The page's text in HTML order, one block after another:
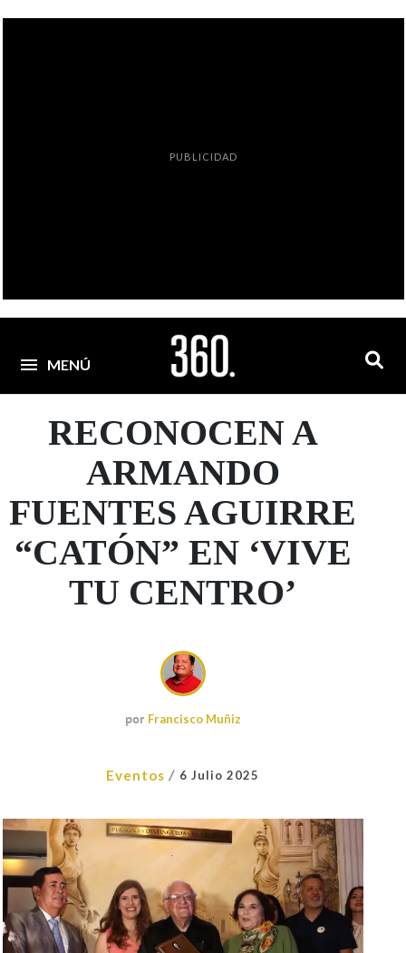
PUBLICIDAD
MENÚ
RECONOCEN A
ARMANDO
FUENTES AGUIRRE
“CATÓN” EN ‘VIVE
TU CENTRO’
por Francisco Muñiz
Eventos / 6 Julio 2025